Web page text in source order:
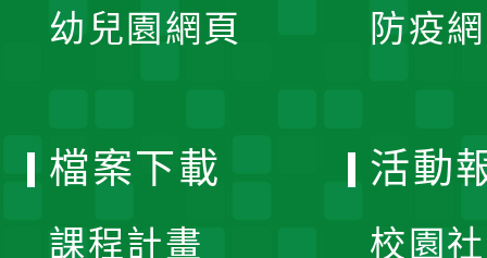
幼兒園網頁 防疫
檔案下載
課程計畫
活動
校園